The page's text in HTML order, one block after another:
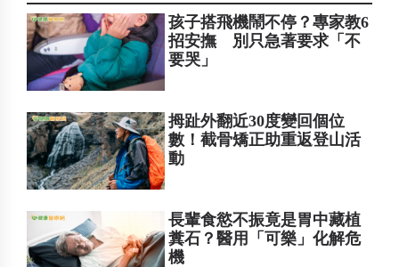
孩子搭飛機鬧不停？專家教6
招安撫 別只急著要求「不
要哭」
拇趾外翻近30度變回個位
數！截骨矯正助重返登山活
動
長輩食慾不振竟是胃中藏植
糞石？醫用「可樂」化解危
機